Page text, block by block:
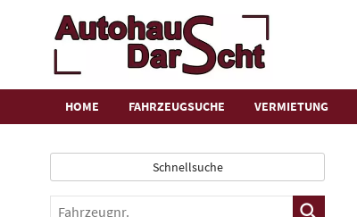
HOME FAHRZEUGSUCHE VERMIETUNG
Schnellsuche
Fahrzeugnr.